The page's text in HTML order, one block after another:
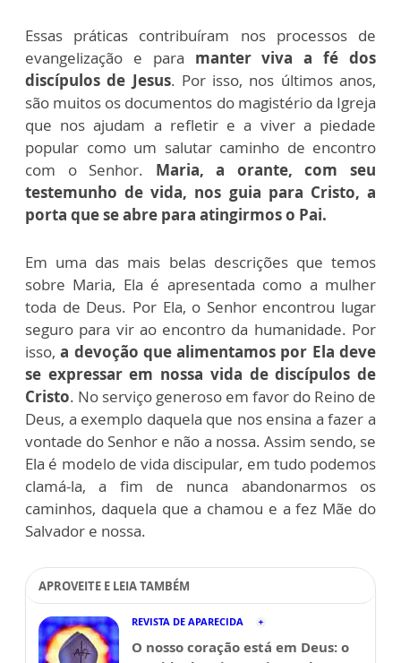
Essas práticas contribuíram nos processos de
evangelização e para manter viva a fé dos
discípulos de Jesus. Por isso, nos últimos anos,
são muitos os documentos do magistério da Igreja
que nos ajudam a refletir e a viver a piedade
popular como um salutar caminho de encontro
com o Senhor. Maria, a orante, com seu
testemunho de vida, nos guia para Cristo, a
porta que se abre para atingirmos o Pai.
Em uma das mais belas descrições que temos
sobre Maria, Ela é apresentada como a mulher
toda de Deus. Por Ela, o Senhor encontrou lugar
seguro para vir ao encontro da humanidade. Por
isso,a devoção que alimentamos por Ela deve
se expressar em nossa vida de discípulos de
Cristo. No serviço generoso em favor do Reino de
Deus, a exemplo daquela que nos ensina a fazer a
vontade do Senhor e não a nossa. Assim sendo, se
Ela é modelo de vida discipular, em tudo podemos
clamá-la, a fim de nunca abandonarmos os
caminhos, daquela que a chamou e a fez Mãe do
Salvador e nossa.
APROVEITE E LEIA TAMBÉM
REVISTA DE APARECIDA
O nosso coração está em Deus: o